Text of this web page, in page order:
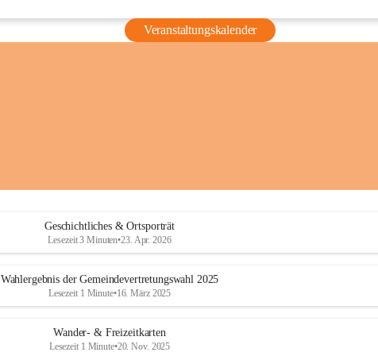
Veranstaltungskalender
Geschichtliches & Ortsporträt
Lesezeit 3 Minuten•23. Apr. 2026
Wahlergebnis der Gemeindevertretungswahl 2025
Lesezeit 1 Minute•16. März 2025
Wander- & Freizeitkarten
Lesezeit 1 Minute•20. Nov. 2025